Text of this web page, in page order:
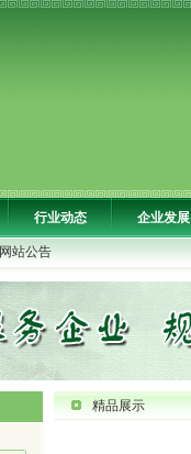
行业动态 企业发展
站公告
精品展示